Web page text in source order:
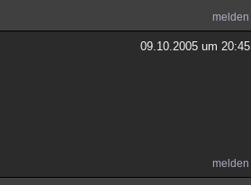
melden
09.10.2005 um 20:45
melden